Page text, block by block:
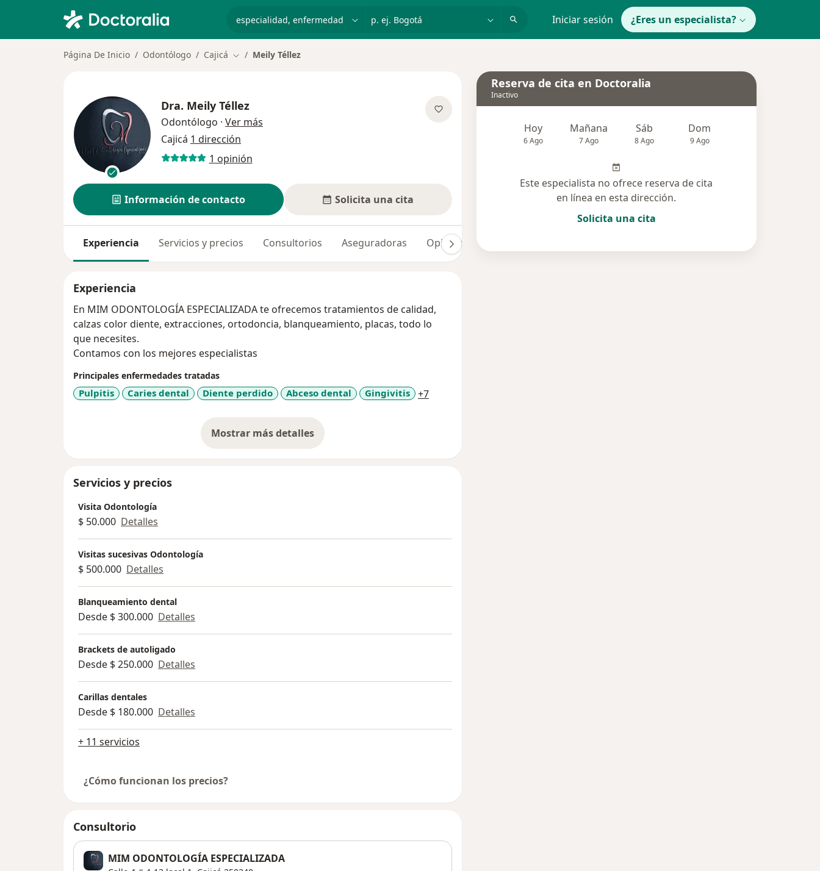
p. ej. Bogotá Iniciar sesión ¿Eres un especialista?
Página De Inicio Odontólogo Cajicá Cambiar de ciudad
Meily Téllez
Dra. Meily Téllez
Odontólogo · Ver más
Cajicá 1 dirección
1 opinión
Información de contacto Solicita una cita
Experiencia Servicios y precios Consultorios Aseguradoras Opiniones (1)
Experiencia
En MIM ODONTOLOGÍA ESPECIALIZADA te ofrecemos tratamientos de calidad,
calzas color diente, extracciones, ortodoncia, blanqueamiento, placas, todo lo
que necesites.
Contamos con los mejores especialistas
Principales enfermedades tratadas
Pulpitis Caries dental Diente perdido Abceso dental Gingivitis +7a11y_sr_more_diseases
Mostrar más detalles
sobre la experiencia
Servicios y precios
Visita Odontología
$ 50.000 Detalles
Visitas sucesivas Odontología
$ 500.000 Detalles
Blanqueamiento dental
Desde $ 300.000 Detalles
Brackets de autoligado
Desde $ 250.000 Detalles
Carillas dentales
Desde $ 180.000 Detalles
+ 11 servicios
¿Cómo funcionan los precios?
Consultorio
MIM ODONTOLOGÍA ESPECIALIZADA
Reserva de cita en Doctoralia
Inactivo
Hoy
6 Ago
Mañana
7 Ago
Sáb
8 Ago
Dom
9 Ago
Este especialista no ofrece reserva de cita
en línea en esta dirección.
Solicita una cita